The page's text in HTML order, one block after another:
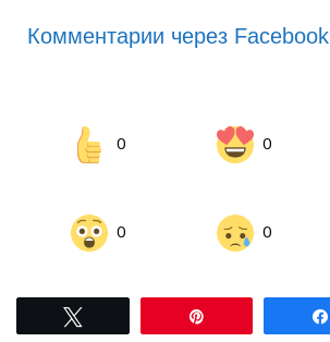
Комментарии через Facebook
0 0
0 0